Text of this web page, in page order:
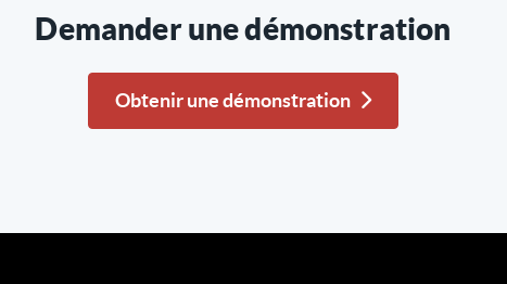
Demander une démonstration
Obtenir une démonstration